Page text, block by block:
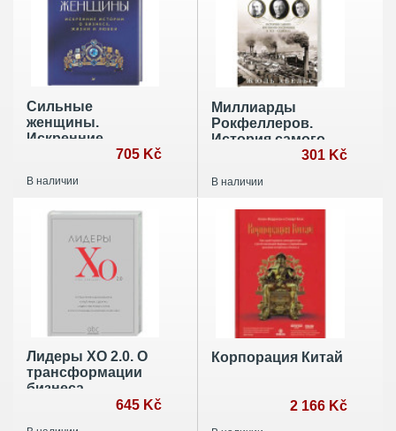
Сильные
женщины.
Искренние
любви
705 Kč
В наличии
Миллиарды
Рокфеллеров.
История самого
XX веках
301 Kč
В наличии
Лидеры ХО 2.0. О
трансформации
бизнеса,
645 Kč
Корпорация Китай
2 166 Kč